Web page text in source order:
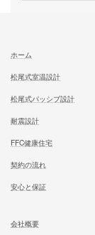
一足先に